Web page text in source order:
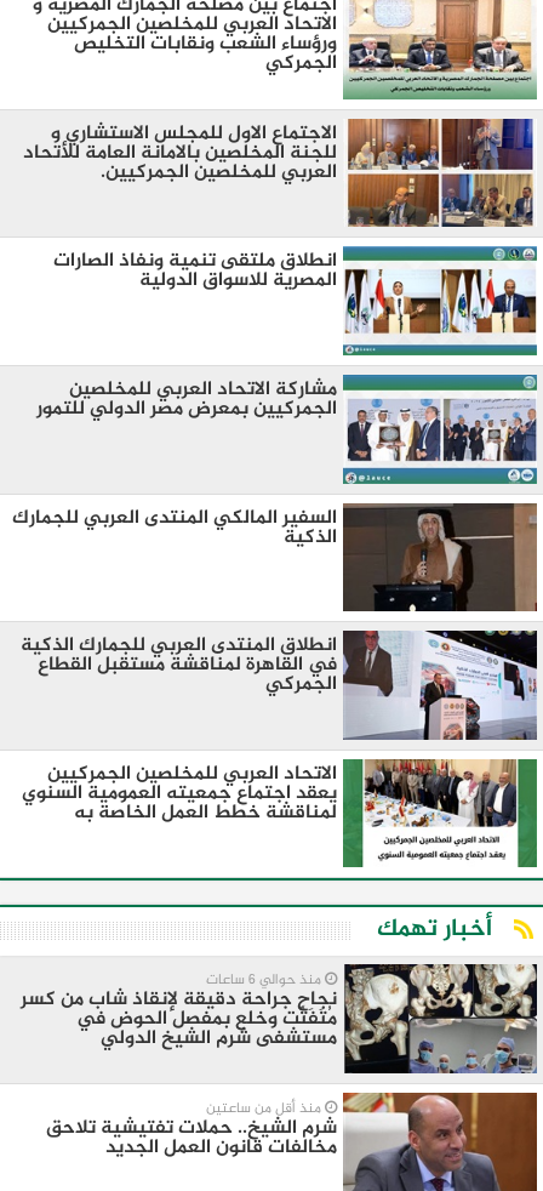
الاتحاد العربي للمخلصين الجمركيين
ورؤساء الشعب ونقابات التخليص
الجمركي
الاجتماع الاول للمجلس الاستشاري و
للجنة المخلصين بالامانة العامة للأتحاد
العربي للمخلصين الجمركيين.
انطلاق ملتقى تنمية ونفاذ الصارات
المصرية للاسواق الدولية
مشاركة الاتحاد العربي للمخلصين
الجمركيين بمعرض مصر الدولي للتمور
السفير المالكي المنتدى العربي للجمارك
الذكية
انطلاق المنتدى العربي للجمارك الذكية
في القاهرة لمناقشة مستقبل القطاع
الجمركي
الاتحاد العربي للمخلصين الجمركيين
يعقد اجتماع جمعيته العمومية السنوي
لمناقشة خطط العمل الخاصة به
أخبار تهمك
منذ حوالي 6 ساعات
نجاح جراحة دقيقة لإنقاذ شاب من كسر
مُتَفَتِّت وخلع بمفصل الحوض في
مستشفى شرم الشيخ الدولي
منذ أقل من ساعتين
شرم الشيخ.. حملات تفتيشية تلاحق
مخالفات قانون العمل الجديد